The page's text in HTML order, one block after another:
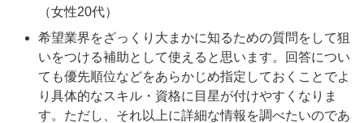
（女性20代）
希望業界をざっくり大まかに知るための質問をして狙
いをつける補助として使えると思います。回答につい
ても優先順位などをあらかじめ指定しておくことでよ
り具体的なスキル・資格に目星が付けやすくなりま
す。ただし、それ以上に詳細な情報を調べたいのであ